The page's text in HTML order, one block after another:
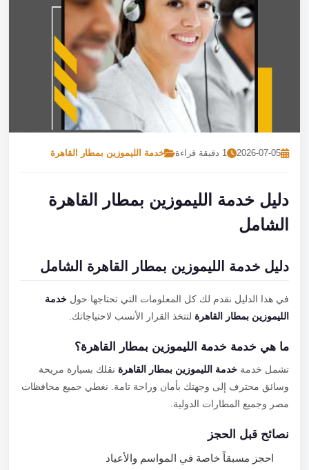
2026-07-05 1 دقيقة قراءة خدمة الليموزين بمطار القاهرة
دليل خدمة الليموزين بمطار القاهرة
الشامل
دليل خدمة الليموزين بمطار القاهرة الشامل
في هذا الدليل نقدم لك كل المعلومات التي تحتاجها حولخدمة
الليموزين بمطار القاهرةلتتخذ القرار الأنسب لاحتياجاتك.
ما هي خدمة خدمة الليموزين بمطار القاهرة؟
تشمل خدمةخدمة الليموزين بمطار القاهرةنقلك بسيارة مريحة
وسائق محترف إلى وجهتك بأمان وراحة تامة. نغطي جميع محافظات
مصر وجميع المطارات الدولية.
نصائح قبل الحجز
احجز مسبقاً خاصة في المواسم والأعياد